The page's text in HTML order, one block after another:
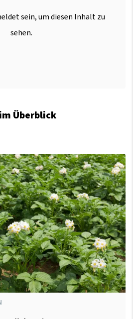
sein, um diesen Inhalt zu
sehen.
Überblick